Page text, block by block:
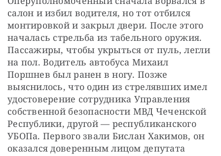
салон и избил водителя, но тот отбился
монтировкой и закрыл двери. После этого
началась стрельба из табельного оружия.
Пассажиры, чтобы укрыться от пуль, легли
на пол. Водитель автобуса Михаил
Поршнев был ранен в ногу. Позже
выяснилось, что один из стрелявших имел
удостоверение сотрудника Управления
собственной безопасности МВД Чеченской
Республики, другой — республиканского
УБОПа. Первого звали Бислан Хакимов, он
оказался доверенным лицом депутата